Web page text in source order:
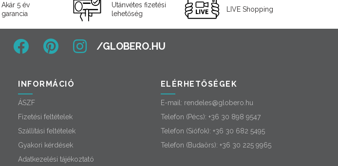
Akár 5 év
garancia
Utánvétes fizetési
lehetőség
LIVE Shopping
INFORMÁCIÓ
ÁSZF
Fizetési feltételek
Szállítási feltételek
Gyakori kérdések
Adatkezelési tájékoztató
ELÉRHETŐSÉGEK
E-mail: rendeles@globero.hu
Telefon (Pécs): +36 30 898 9547
Telefon (Siófok): +36 30 682 5495
Telefon (Budaörs): +36 30 225 9965